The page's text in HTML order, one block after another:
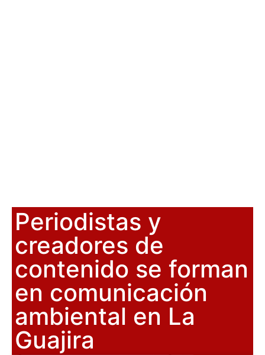
Periodistas y
creadores de
contenido se forman
en comunicación
ambiental en La
Guajira